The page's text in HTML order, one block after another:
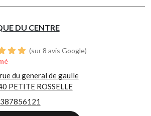
DU CENTRE
(sur 8 avis Google)
du general de gaulle
PETITE ROSSELLE